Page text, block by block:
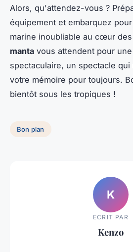
Alors, qu'attendez-vous ?
équipement et embarquez
marine inoubliable au cœur des
manta vous attendent pour
spectaculaire, un spectacle qui
votre mémoire pour toujours.
bientôt sous les tropiques !
Bon plan
K
ECRIT PAR
Kenzo